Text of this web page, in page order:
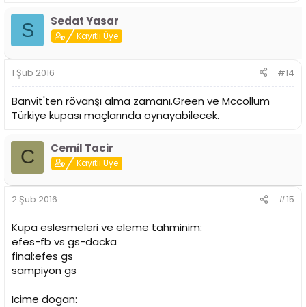
S Sedat Yasar
Kayıtlı Üye
1 Şub 2016 #14
Banvit'ten rövanşı alma zamanı.Green ve Mccollum
Türkiye kupası maçlarında oynayabilecek.
C Cemil Tacir
Kayıtlı Üye
2 Şub 2016 #15
Kupa eslesmeleri ve eleme tahminim:
efes-fb vs gs-dacka
final:efes gs
sampiyon gs
Icime dogan: